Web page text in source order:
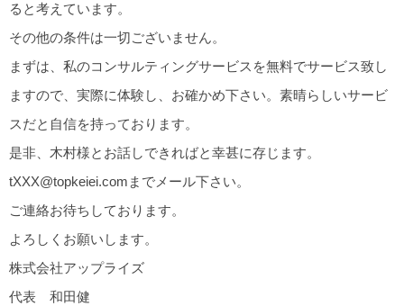
ると考えています。
その他の条件は一切ございません。
まずは、私のコンサルティングサービスを無料でサービス致し
ますので、実際に体験し、お確かめ下さい。素晴らしいサービ
スだと自信を持っております。
是非、木村様とお話しできればと幸甚に存じます。
tXXX@topkeiei.comまでメール下さい。
ご連絡お待ちしております。
よろしくお願いします。
株式会社アップライズ
代表 和田健